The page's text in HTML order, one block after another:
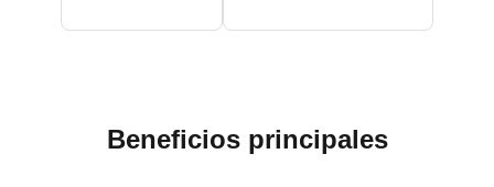
Beneficios principales